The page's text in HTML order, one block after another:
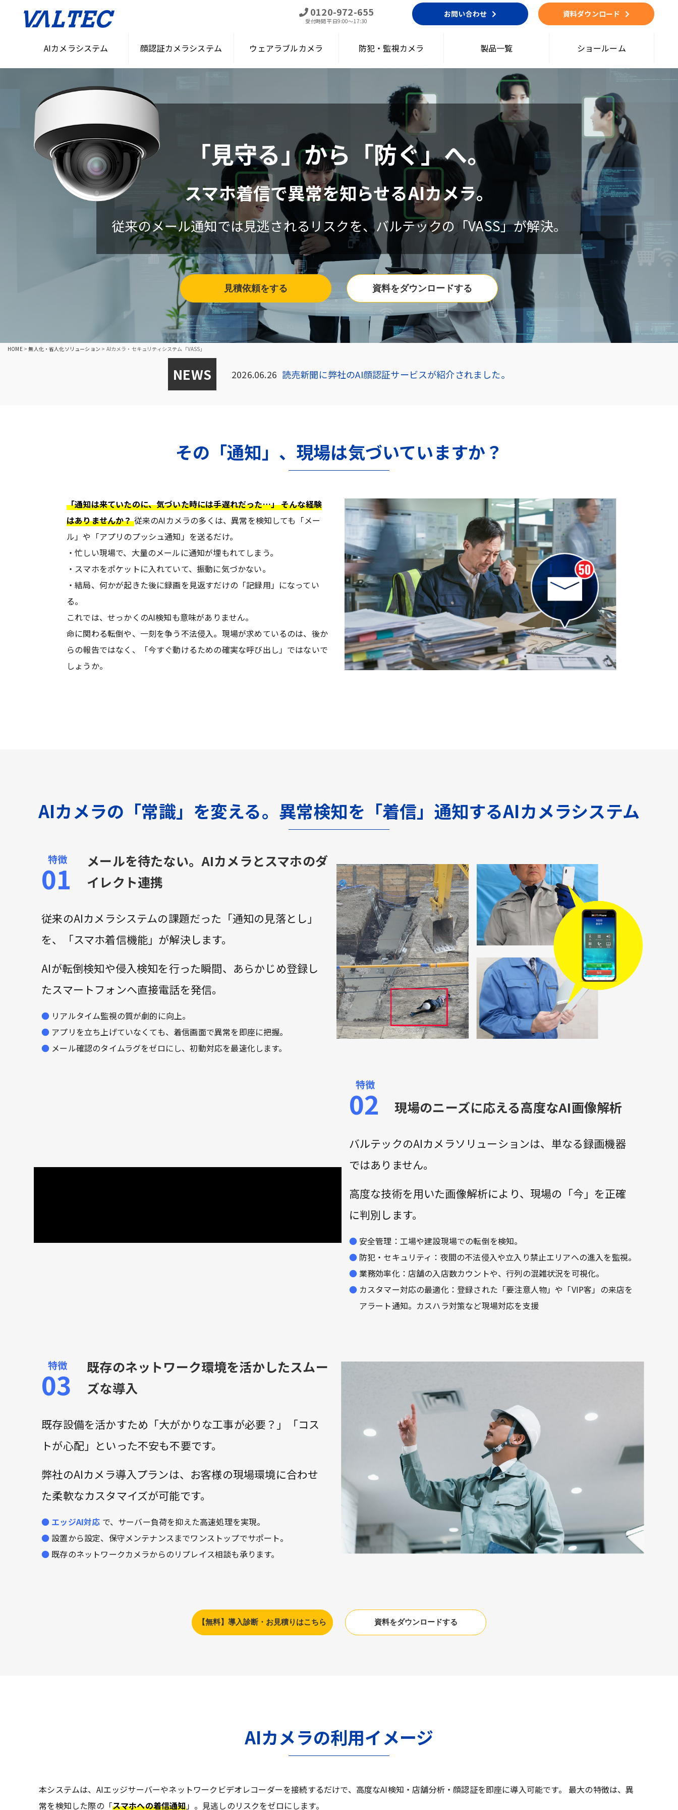
0120-972-655
受付時間平日9:00～17:30
お問い合わせ 資料ダウンロード
AIカメラシステム 顔認証カメラシステム ウェアラブルカメラ 防犯・監視カメラ 製品一覧 ショールーム
HOME>無人化・省人化ソリューション > AIカメラ・セキュリティシステム「VASS」
「見守る」から「防ぐ」へ。
スマホ着信で異常を知らせるAIカメラ。
従来のメール通知では見逃されるリスクを、バルテックの「VASS」が解決。
見積依頼をする 資料をダウンロードする
NEWS 2026.06.26 読売新聞に弊社のAI顔認証サービスが紹介されました。
その「通知」、現場は気づいていますか？
「通知は来ていたのに、気づいた時には手遅れだった…」 そんな経験
はありませんか？従来のAIカメラの多くは、異常を検知しても「メー
ル」や「アプリのプッシュ通知」を送るだけ。
・忙しい現場で、大量のメールに通知が埋もれてしまう。
・スマホをポケットに入れていて、振動に気づかない。
・結局、何かが起きた後に録画を見返すだけの「記録用」になってい
る。
これでは、せっかくのAI検知も意味がありません。
命に関わる転倒や、一刻を争う不法侵入。現場が求めているのは、後か
らの報告ではなく、「今すぐ動けるための確実な呼び出し」ではないで
しょうか。
AIカメラの「常識」を変える。異常検知を「着信」通知するAIカメラシステム
メールを待たない。AIカメラとスマホのダ
イレクト連携
従来のAIカメラシステムの課題だった「通知の見落とし」
を、「スマホ着信機能」が解決します。
AIが転倒検知や侵入検知を行った瞬間、あらかじめ登録し
たスマートフォンへ直接電話を発信。
リアルタイム監視の質が劇的に向上。
アプリを立ち上げていなくても、着信画面で異常を即座に把握。
メール確認のタイムラグをゼロにし、初動対応を最速化します。
現場のニーズに応える高度なAI画像解析
バルテックのAIカメラソリューションは、単なる録画機器
ではありません。
高度な技術を用いた画像解析により、現場の「今」を正確
に判別します。
安全管理：工場や建設現場での転倒を検知。
防犯・セキュリティ：夜間の不法侵入や立入り禁止エリアへの進入を監視。
業務効率化：店舗の入店数カウントや、行列の混雑状況を可視化。
カスタマー対応の最適化：登録された「要注意人物」や「VIP客」の来店を
アラート通知。カスハラ対策など現場対応を支援
既存のネットワーク環境を活かしたスムー
ズな導入
既存設備を活かすため「大がかりな工事が必要？」「コス
トが心配」といった不安も不要です。
弊社のAIカメラ導入プランは、お客様の現場環境に合わせ
た柔軟なカスタマイズが可能です。
エッジAI対応 で、サーバー負荷を抑えた高速処理を実現。
設置から設定、保守メンテナンスまでワンストップでサポート。
既存のネットワークカメラからのリプレイス相談も承ります。
【無料】導入診断・お見積りはこちら 資料をダウンロードする
AIカメラの利用イメージ
本システムは、AIエッジサーバーやネットワークビデオレコーダーを接続するだけで、高度なAI検知・店舗分析・顔認証を即座に導入可能です。 最大の特徴は、異
常を検知した際の「スマホへの着信通知」。見逃しのリスクをゼロにします。